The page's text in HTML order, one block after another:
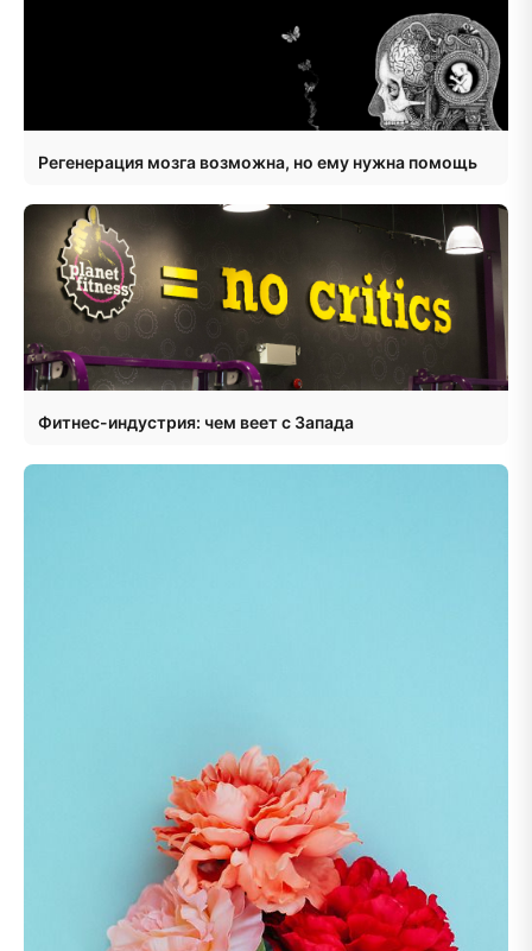
Регенерация мозга возможна, но ему нужна помощь
Фитнес-индустрия: чем веет с Запада